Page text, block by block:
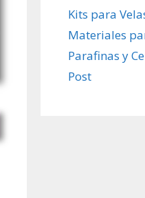
Kits para
Materiales
Parafinas y
Post